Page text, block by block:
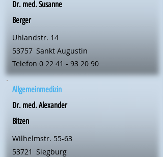
Dr. med. Susanne
Berger
Uhlandstr. 14
53757 Sankt Augustin
Telefon 0 22 41 - 93 20 90
Allgemeinmedizin
Dr. med. Alexander
Bitzen
Wilhelmstr. 55-63
53721 Siegburg